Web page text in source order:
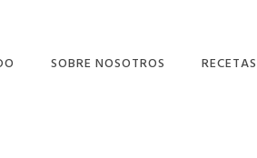
SOBRE NOSOTROS RECETAS